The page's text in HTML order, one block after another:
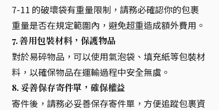
7-11 的破壞袋有重量限制，請務必確認你的包裹
重量是否在規定範圍內，避免超重造成額外費用。
7. 善用包裝材料，保護物品
對於易碎物品，可以使用氣泡袋、填充紙等包裝材
料，以確保物品在運輸過程中安全無虞。
8. 妥善保存寄件單，確保權益
寄件後，請務必妥善保存寄件單，方便追蹤包裹資